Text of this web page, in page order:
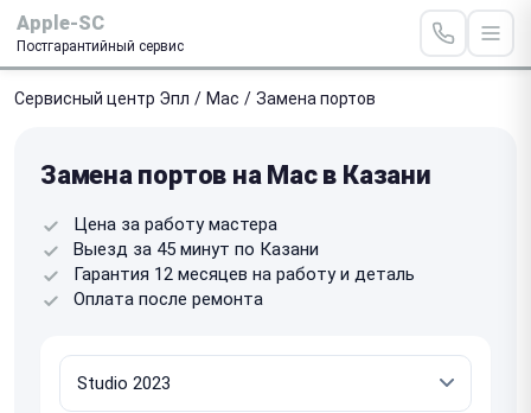
Apple-SC
Постгарантийный сервис
Сервисный центр Эпл / Mac / Замена портов
Замена портов на Mac в Казани
Цена за работу мастера
Выезд за 45 минут по Казани
Гарантия 12 месяцев на работу и деталь
Оплата после ремонта